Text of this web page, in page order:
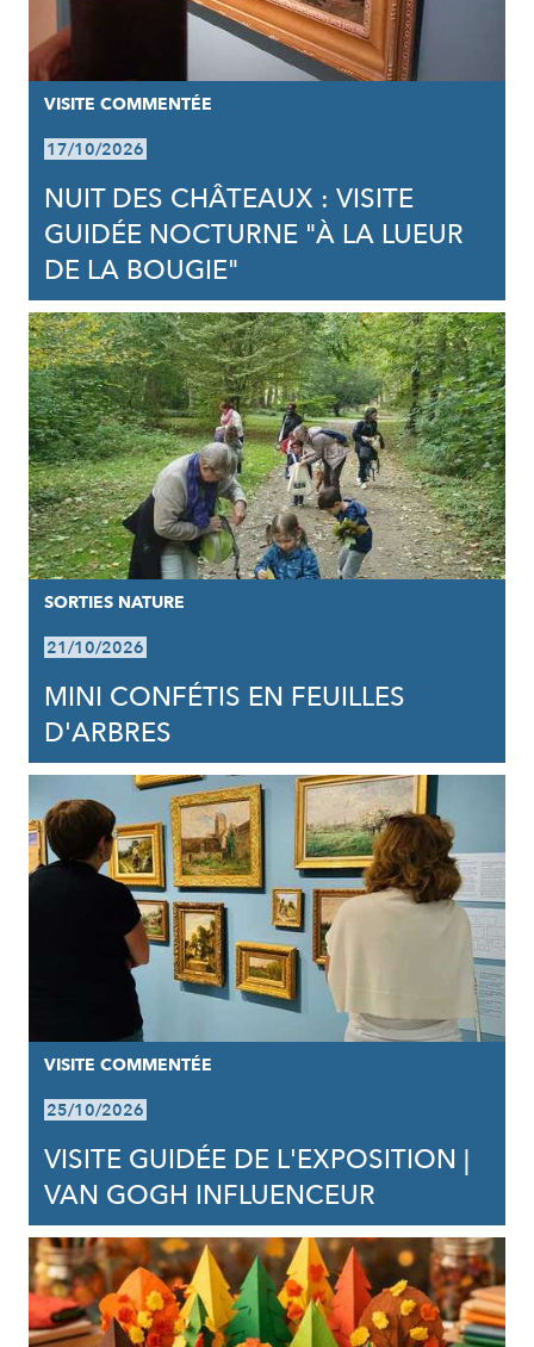
VISITE COMMENTÉE
17/10/2026
NUIT DES CHÂTEAUX : VISITE
GUIDÉE NOCTURNE "À LA LUEUR
DE LA BOUGIE"
SORTIES NATURE
21/10/2026
MINI CONFÉTIS EN FEUILLES
D'ARBRES
VISITE COMMENTÉE
25/10/2026
VISITE GUIDÉE DE L'EXPOSITION |
VAN GOGH INFLUENCEUR